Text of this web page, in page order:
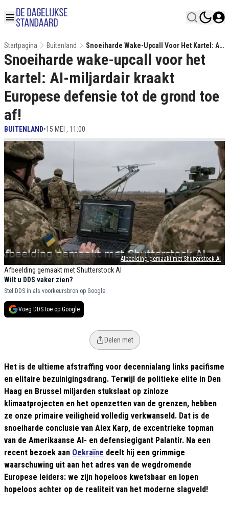
Startpagina Buitenland
Snoeiharde Wake-Upcall Voor Het Kartel: AI-
Miljardair Kraakt Europese Defensie Tot De
Grond Toe Af!
Afbeelding gemaakt met Shutterstock AI
Afbeelding gemaakt met Shutterstock AI
Snoeiharde wake-upcall voor het
kartel: AI-miljardair kraakt
Europese defensie tot de grond toe
af!
BUITENLAND•15 MEI , 11:00
Wilt u DDS vaker zien?
Stel DDS in als voorkeursbron op Google.
Voeg DDS toe op Google
Delen met
Het is de ultieme afstraffing voor decennialang links pacifisme
en elitaire bezuinigingsdrang. Terwijl de politieke elite in Den
Haag en Brussel miljarden stukslaat op zinloze
klimaatprojecten en het openzetten van de grenzen, hebben
ze onze primaire veiligheid volledig verkwanseld. Dat is de
snoeiharde conclusie van Alex Karp, de excentrieke topman
van de Amerikaanse AI- en defensiegigant Palantir. Na een
recent bezoek aan Oekraïne deelt hij een grimmige
waarschuwing uit aan het adres van de wegdromende
Europese leiders: we zijn hopeloos kwetsbaar en lopen
hopeloos achter op de realiteit van het moderne slagveld!